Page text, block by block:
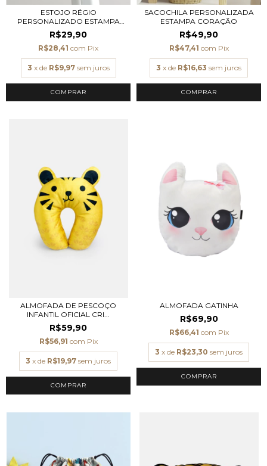
ESTOJO RÉGIO
PERSONALIZADO ESTAMPA
CORAÇ...
R$29,90
R$28,41 com Pix
3 x de R$9,97 sem juros
SACOCHILA PERSONALIZADA
ESTAMPA CORAÇÃO
R$49,90
R$47,41 com Pix
3 x de R$16,63 sem juros
ALMOFADA DE PESCOÇO
INFANTIL OFICIAL CRI...
R$59,90
R$56,91 com Pix
3 x de R$19,97 sem juros
ALMOFADA GATINHA
R$69,90
R$66,41 com Pix
3 x de R$23,30 sem juros